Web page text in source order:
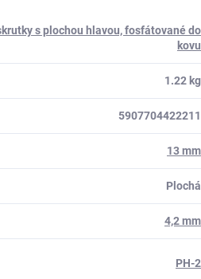
s plochou hlavou, fosfátované do
kovu
1.22 kg
5907704422211
13 mm
Plochá
4,2 mm
PH-2